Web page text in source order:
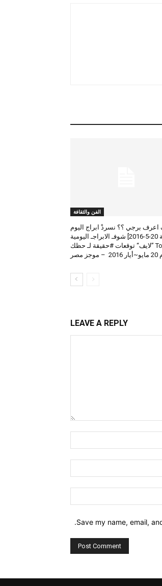
الفن والثقافة
اعرف برجي ؟؟ نسردْ ابراج اليوم
[الجمعة 20-5-2016] شوفـ الابراجـ اليومية
Today ”لايف“ توقعات #حقيقة لـ حظك
مصر
LEAVE A REPLY
Save my name, email,